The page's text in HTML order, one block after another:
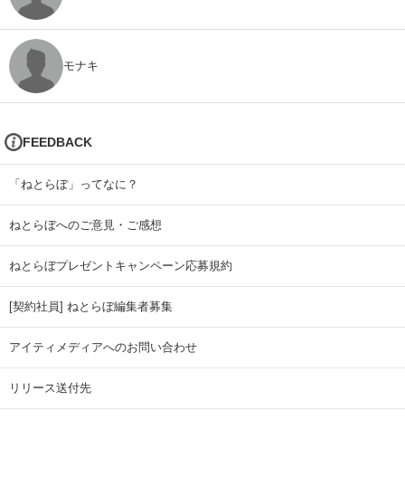
モナキ
FEEDBACK
「ねとらぼ」ってなに？
ねとらぼへのご意見・ご感想
ねとらぼプレゼントキャンペーン応募規約
[契約社員] ねとらぼ編集者募集
アイティメディアへのお問い合わせ
リリース送付先